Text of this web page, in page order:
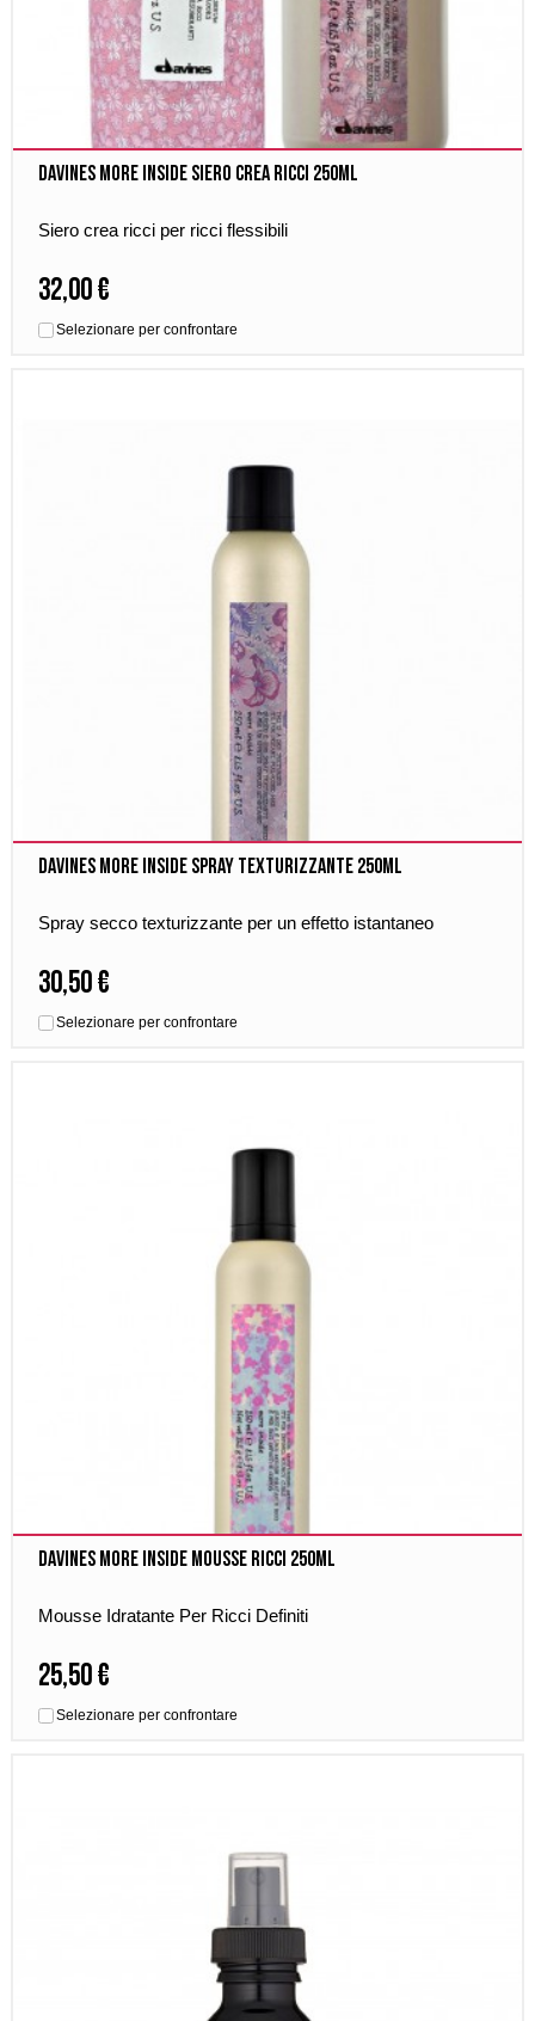
Davines More Inside Siero Crea Ricci 250ml
Siero crea ricci per ricci flessibili
32,00 €
Selezionare per confrontare
Davines More Inside Spray Texturizzante 250ml
Spray secco texturizzante per un effetto istantaneo
30,50 €
Selezionare per confrontare
Davines More Inside Mousse Ricci 250ml
Mousse Idratante Per Ricci Definiti
25,50 €
Selezionare per confrontare